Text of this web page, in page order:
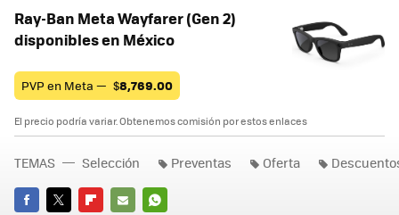
Ray-Ban Meta Wayfarer (Gen 2)
disponibles en México
PVP en Meta — $8,769.00
El precio podría variar. Obtenemos comisión por estos enlaces
TEMAS Selección Preventas Oferta